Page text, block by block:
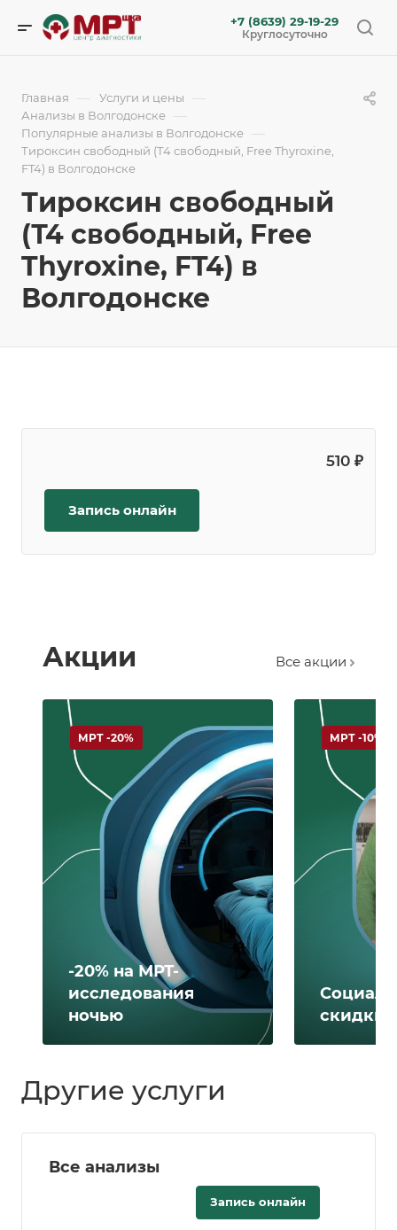
+7 (8639) 29-19-29
Круглосуточно
Главная — Услуги и цены —
Анализы в Волгодонске —
Популярные анализы в Волгодонске —
Тироксин свободный (Т4 свободный, Free Thyroxine,
FT4) в Волгодонске
Тироксин свободный
(Т4 свободный, Free
Thyroxine, FT4) в
Волгодонске
510 ₽
Запись онлайн
Акции Все акции
-20% на МРТ-
исследования
ночью
МРТ -20%
скидки
МРТ -10%
Другие услуги
Все анализы
Запись онлайн